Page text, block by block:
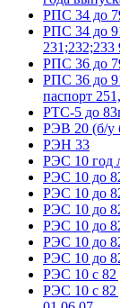
РПС 34 до
РПС 34 до
РПС 36 до
РПС 36 до
паспорт
РТС-5 до
РЭВ 20 (б/у
РЭН 33
РЭС 10 год
РЭС 10 до
РЭС 10 до
РЭС 10 до
РЭС 10 до
РЭС 10 до
РЭС 10 до
РЭС 10 с 82
РЭС 10 с 82